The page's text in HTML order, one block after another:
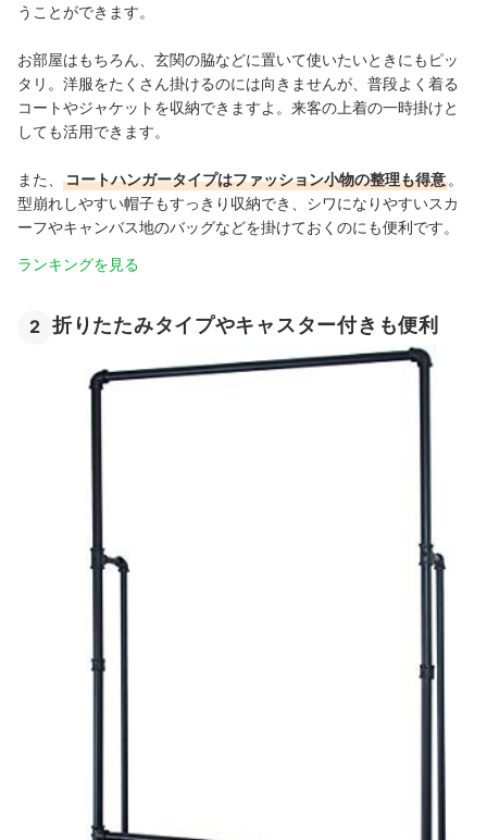
うことができます。
お部屋はもちろん、玄関の脇などに置いて使いたいときにもピッ
タリ。洋服をたくさん掛けるのには向きませんが、普段よく着る
コートやジャケットを収納できますよ。来客の上着の一時掛けと
しても活用できます。
また、 コートハンガータイプはファッション小物の整理も得意 。
型崩れしやすい帽子もすっきり収納でき、シワになりやすいスカ
ーフやキャンバス地のバッグなどを掛けておくのにも便利です。
ランキングを見る
2 折りたたみタイプやキャスター付きも便利